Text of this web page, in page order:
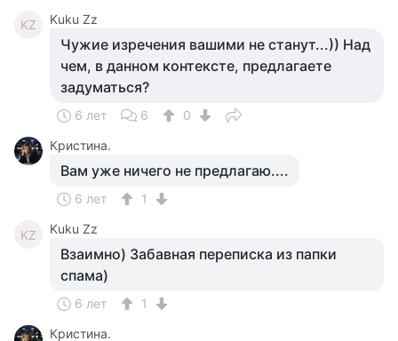
KZ Kuku Zz
Чужие изречения вашими не станут...)) Над
чем, в данном контексте, предлагаете
задуматься?
6 лет 6
0
Кристина.
Вам уже ничего не предлагаю....
6 лет 1
KZ Kuku Zz
Взаимно) Забавная переписка из папки
спама)
6 лет
1
Кристина.